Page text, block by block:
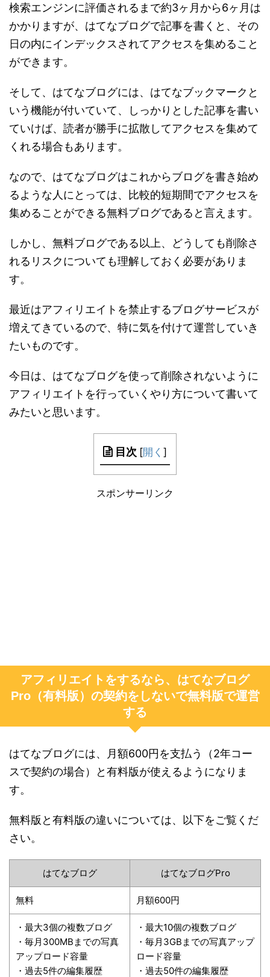
検索エンジンに評価されるまで約3ヶ月から6ヶ月は
かかりますが、はてなブログで記事を書くと、その
日の内にインデックスされてアクセスを集めること
ができます。
そして、はてなブログには、はてなブックマークと
いう機能が付いていて、しっかりとした記事を書い
ていけば、読者が勝手に拡散してアクセスを集めて
くれる場合もあります。
なので、はてなブログはこれからブログを書き始め
るような人にとっては、比較的短期間でアクセスを
集めることができる無料ブログであると言えます。
しかし、無料ブログである以上、どうしても削除さ
れるリスクについても理解しておく必要がありま
す。
最近はアフィリエイトを禁止するブログサービスが
増えてきているので、特に気を付けて運営していき
たいものです。
今日は、はてなブログを使って削除されないように
アフィリエイトを行っていくやり方について書いて
みたいと思います。
目次 [開く ]
スポンサーリンク
アフィリエイトをするなら、はてなブログ
Pro（有料版）の契約をしないで無料版で運営
する
はてなブログには、月額600円を支払う（2年コー
スで契約の場合）と有料版が使えるようになりま
す。
無料版と有料版の違いについては、以下をご覧くだ
さい。
はてなブログ はてなブログPro
無料 月額600円
・最大3個の複数ブログ
・毎月300MBまでの写真
アップロード容量
・過去5件の編集履歴
・最大10個の複数ブログ
・毎月3GBまでの写真アップ
ロード容量
・過去50件の編集履歴